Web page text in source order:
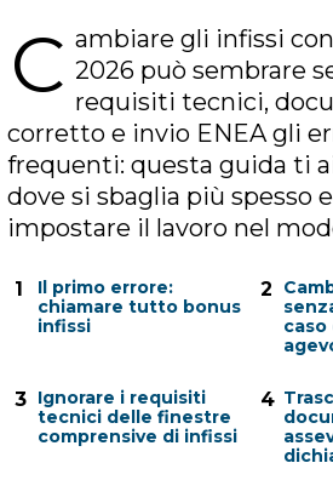
C ambiare gli infissi
2026 può sembrare
requisiti tecnici,
corretto e invio ENEA gli
frequenti: questa guida ti
dove si sbaglia più spesso
impostare il lavoro nel
1
Il primo errore:
chiamare tutto bonus
infissi
2
caso
3 Ignorare i requisiti
tecnici delle finestre
comprensive di infissi
4